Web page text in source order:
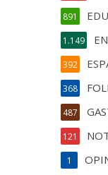
891
1.149
392
368
487
121
1